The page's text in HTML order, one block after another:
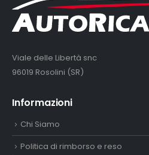
Viale delle Libertà snc
96019 Rosolini (SR)
Informazioni
Chi Siamo
Politica di rimborso e reso